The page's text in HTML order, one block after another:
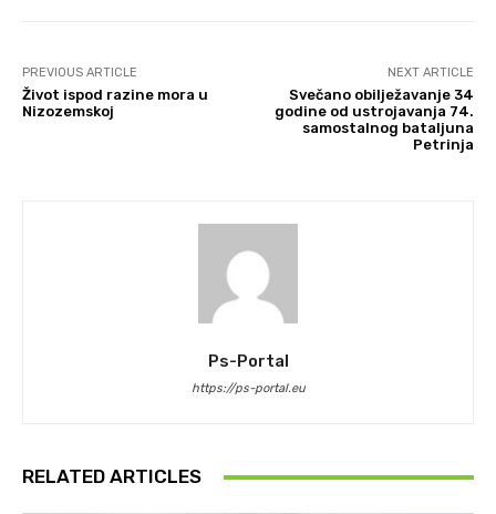
PREVIOUS ARTICLE
Život ispod razine mora u
Nizozemskoj
NEXT ARTICLE
Svečano obilježavanje 34
godine od ustrojavanja 74.
samostalnog bataljuna
Petrinja
Ps-Portal
https://ps-portal.eu
RELATED ARTICLES